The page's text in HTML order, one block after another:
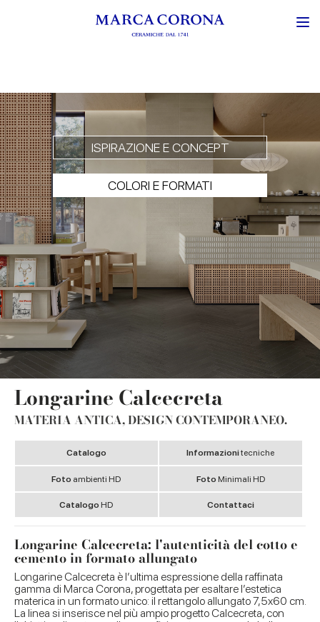
ISPIRAZIONE E CONCEPT
COLORI E FORMATI
Longarine Calcecreta
MATERIA ANTICA, DESIGN CONTEMPORANEO.
Catalogo Informazionitecniche
Foto ambienti HD Foto Minimali HD
Catalogo HD Contattaci
Longarine Calcecreta: l'autenticità del cotto e
cemento in formato allungato
Longarine Calcecreta è l’ultima espressione della raffinata
gamma di Marca Corona, progettata per esaltare l’estetica
materica in un formato unico: il rettangolo allungato 7,5x60 cm.
La linea si inserisce nel più ampio progetto Calcecreta, con